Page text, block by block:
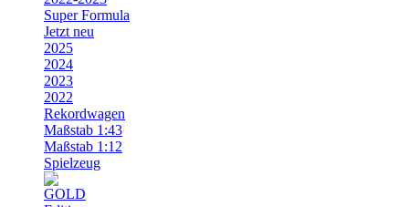
Super Formula
Jetzt neu
2025
2024
2023
2022
Rekordwagen
Maßstab 1:43
Maßstab 1:12
Spielzeug